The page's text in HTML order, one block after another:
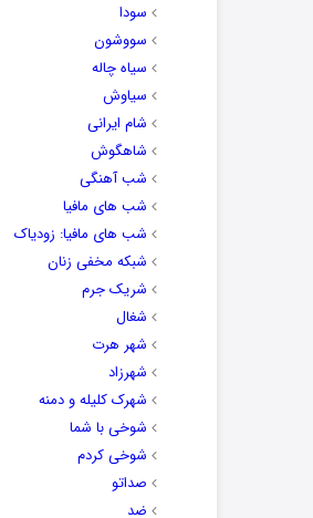
سودا
سووشون
سیاه چاله
سیاوش
شام ایرانی
شاهگوش
شب آهنگی
شب های مافیا
شب های مافیا: زودیاک
شبکه مخفی زنان
شریک جرم
شغال
شهر هرت
شهرزاد
شهرک کلیله و دمنه
شوخی با شما
شوخی کردم
صداتو
ضد